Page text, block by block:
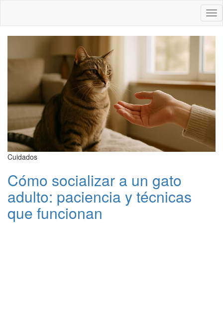
Cuidados
Cómo socializar a un gato
adulto: paciencia y técnicas
que funcionan